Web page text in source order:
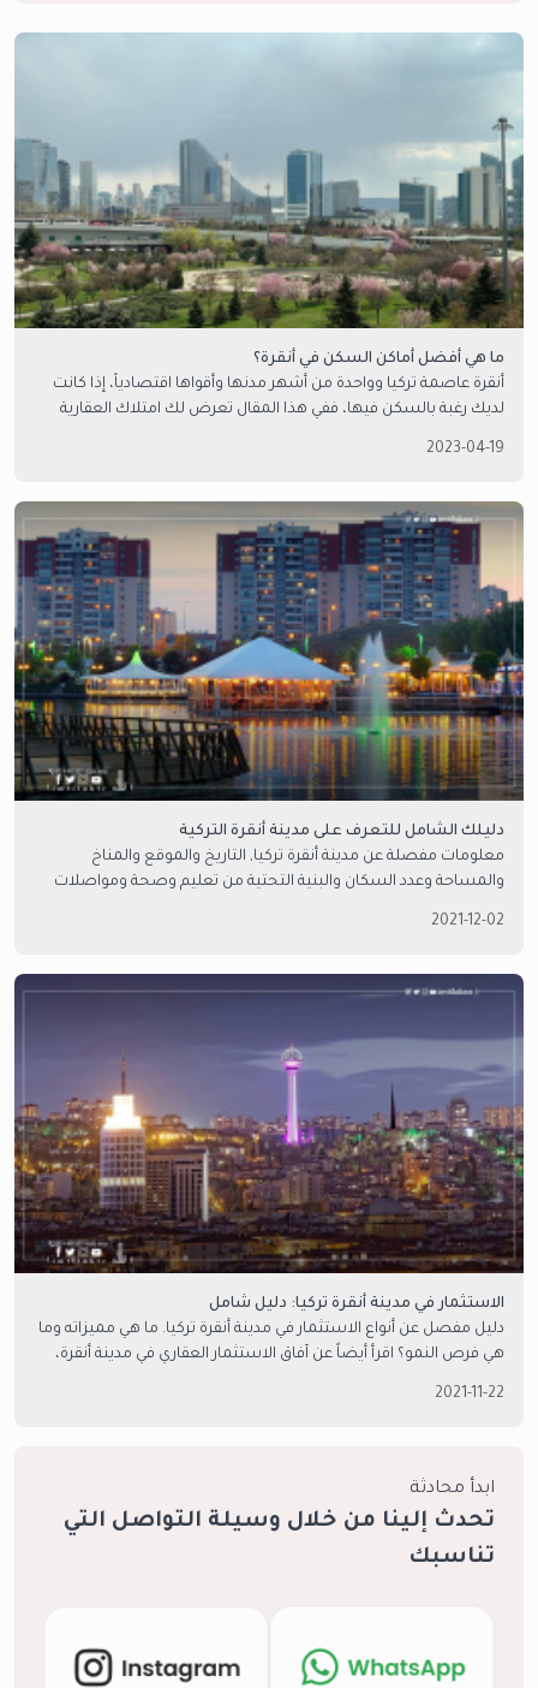
ما هي أفضل أماكن السكن في أنقرة؟
أنقرة عاصمة تركيا وواحدة من أشهر مدنها وأقواها اقتصادياً، إذا كانت
لديك رغبة بالسكن فيها، ففي هذا المقال تعرض لك امتلاك العقارية
2023-04-19
دليلك الشامل للتعرف على مدينة أنقرة التركية
معلومات مفصلة عن مدينة أنقرة تركيا, التاريخ والموقع والمناخ
والمساحة وعدد السكان والبنية التحتية من تعليم وصحة ومواصلات
2021-12-02
الاستثمار في مدينة أنقرة تركيا: دليل شامل
دليل مفصل عن أنواع الاستثمار في مدينة أنقرة تركيا. ما هي مميزاته وما
هي فرص النمو؟ اقرأ أيضاً عن آفاق الاستثمار العقاري في مدينة أنقرة،
2021-11-22
ابدأ محادثة
تحدث إلينا من خلال وسيلة التواصل التي
تناسبك